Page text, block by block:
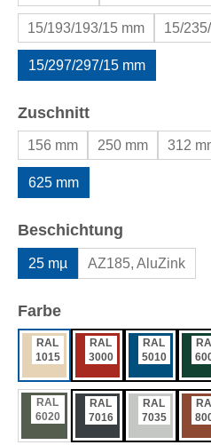
15/193/193/15 mm 15/
15/297/297/15 mm
Zuschnittauswählen
156 mm 250 mm 312
625 mm
Beschichtung
25 mµ AZ185, AluZink
Farbeauswählen
RAL
1015
RAL
3000
RAL
5010
RAL
6020
RAL
7016
RAL
7035